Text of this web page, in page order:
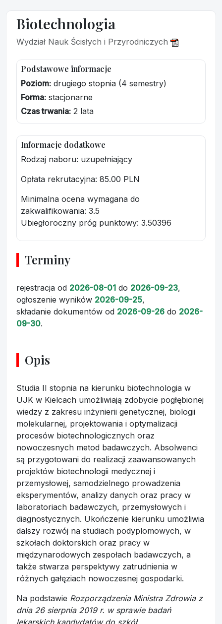
Biotechnologia
Wydział Nauk Ścisłych i Przyrodniczych
Podstawowe informacje
Poziom: drugiego stopnia (4 semestry)
Forma: stacjonarne
Czas trwania: 2 lata
Informacje dodatkowe
Rodzaj naboru: uzupełniający
Opłata rekrutacyjna: 85.00 PLN
Minimalna ocena wymagana do
zakwalifikowania: 3.5
Ubiegłoroczny próg punktowy: 3.50396
Terminy
rejestracja od 2026-08-01 do 2026-09-23,
ogłoszenie wyników 2026-09-25,
składanie dokumentów od 2026-09-26 do 2026-
09-30.
Opis
Studia II stopnia na kierunku biotechnologia w
UJK w Kielcach umożliwiają zdobycie pogłębionej
wiedzy z zakresu inżynierii genetycznej, biologii
molekularnej, projektowania i optymalizacji
procesów biotechnologicznych oraz
nowoczesnych metod badawczych. Absolwenci
są przygotowani do realizacji zaawansowanych
projektów biotechnologii medycznej i
przemysłowej, samodzielnego prowadzenia
eksperymentów, analizy danych oraz pracy w
laboratoriach badawczych, przemysłowych i
diagnostycznych. Ukończenie kierunku umożliwia
dalszy rozwój na studiach podyplomowych, w
szkołach doktorskich oraz pracy w
międzynarodowych zespołach badawczych, a
także stwarza perspektywy zatrudnienia w
różnych gałęziach nowoczesnej gospodarki.
Na podstawie Rozporządzenia Ministra Zdrowia z
dnia 26 sierpnia 2019 r. w sprawie badań